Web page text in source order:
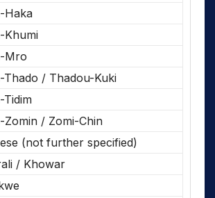
Haka
Khumi
Mro
Thado / Thadou-Kuki
Tidim
Zomin / Zomi-Chin
(not further specified)
/ Khowar